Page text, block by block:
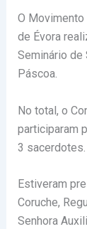
O
de Évora
Seminário de
Páscoa.
No total, o
participaram
3 sacerdotes.
Estiveram
Coruche,
Senhora